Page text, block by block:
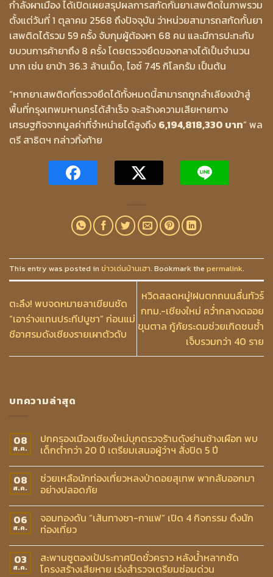
กำลังผาเมือง ได้เปิดเผยสรุปผลการสกัดกั้นยาเสพติดในภาพรวม
ตั้งแต่วันที่ 1 ตุลาคม 2568 ถึงปัจจุบัน ว่าหน่วยสามารถสกัดกั้นยา
เสพติดได้รวม 59 ครั้ง จับกุมผู้ต้องหา 68 คน และมีการปะทะกับ
ขบวนการค้ายาถึง 8 ครั้ง โดยตรวจยึดของกลางได้เป็นจำนวน
มาก เช่น ยาบ้า 36.3 ล้านเม็ด, ไอซ์ 745 กิโลกรัม เป็นต้น
“หากยาเสพติดที่ตรวจยึดได้ทั้งหมดนี้สามารถถูกลำเลียงเข้าสู่
พื้นที่กรุงเทพมหานครได้สำเร็จ จะสร้างความเสียหายทาง
เศรษฐกิจจากมูลค่าที่จำหน่ายได้สูงถึง 6,194,818,330 บาท” พล
ตรี สาธิตฯ กล่าวทิ้งท้าย
This entry was posted in ข่าวเด่นบ้านเฮา. Bookmark the permalink.
ตะลึง! พบจดหมายลาเขียนชัด
“เอาร่างแทนประทีปบูชา” ก่อนแม่
ชีอาศรมดังเชียงรายเผาตัวดับ
หวิดสลดหมู่!ฝนตกถนนลื่นทัวร์
กทม.-เชียงใหม่ คว่ำกลางดออย
ขุนตาล กู้ภัยระดมช่วยเกิดชนซ้ำ
เจ็บรวมกว่า 40 ราย
บทความล่าสุด
08
ส.ค.
ปกครองเมืองเชียงใหม่บุกตรวจร้านดังย่านช้างเผือก พบ
เด็กต่ำกว่า 20 ปี เตรียมเสนอผู้ว่าฯ สั่งปิด 5 ปี
08
ส.ค.
ช่วยเหลือนักท่องเที่ยวหลงป่าดอยสุเทพ พากลับออกมา
อย่างปลอดภัย
06
ส.ค.
จอมทองดัน “เส้นทางชา-กาแฟ” เปิด 4 กิจกรรม ดึงนัก
ท่องเที่ยว
03
ส.ค.
สะพานซูตองเป้ประกาศปิดชั่วคราว หลังน้ำหลากซัด
โครงสร้างเสียหาย เร่งสำรวจเตรียมซ่อมด่วน